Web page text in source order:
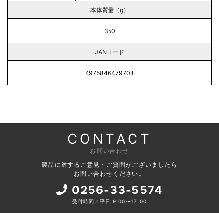
本体質量（g）
350
JANコード
4975846479708
CONTACT
お問い合わせ
製品に対するご意見・ご質問がございましたら
お問い合わせください。
0256-33-5574
受付時間／平日 9:00〜17:00